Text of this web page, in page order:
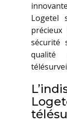
Logetel
sécurité